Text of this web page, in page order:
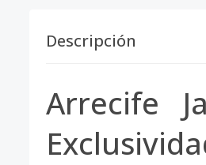
Descripción
Arrecife